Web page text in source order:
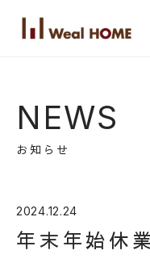
NEWS
お知らせ
2024.12.24
年末年始休